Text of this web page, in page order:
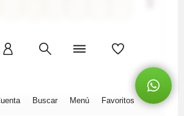
Buscar Menú Favoritos